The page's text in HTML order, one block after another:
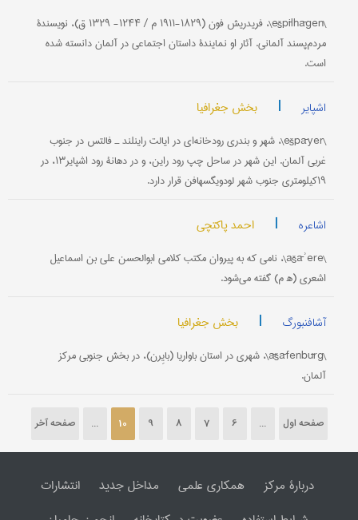
\ešpīlhāgen\، فریدریش فون (۱۸۲۹-۱۹۱۱ م / ۱۲۴۴- ۱۳۲۹ ق)، نویسندۀ
مردم‌پسند آلمانی. آثار او نمایندۀ داستان اجتماعی در آلمان ‌دانسته شده
است.
اشپایر | بخش جغرافیا
\ešpāyer\، شهر و بندری رودخانه‌ای در ایالت راینلند ـ فالتس در جنوب
غربی آلمان. این شهر در ساحل چپ رود راین، و در دهانۀ رود اشپایر۱۳، در
۱۹کیلومتری جنوب شهر لودویگسهافن قرار دارد.
اشاعره | احمد پاکتچی
\ašāʾere\، نامی که به پیروان مکتب کلامی ابوالحسن علی بن اسماعیل
اشعری (ه‍ م) گفته می‌شود.
آشافنبورگ | بخش جغرافیا
\āšāfenbūrg\، شهری در استان باواریا (بایِرن)، در بخش جنوبی مرکز
آلمان.
صفحه اول ...
6
7
8
9
10
... صفحه آخر
دربارۀ مرکز همکاری علمی مداخل جدید
انتشارات